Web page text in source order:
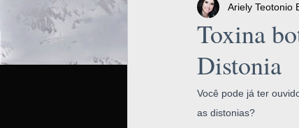
Botox- toxina botulínica
Doença de Huntington
Toxina
Distonia
Ariely Teotonio
Você pode já ter
as distonias?